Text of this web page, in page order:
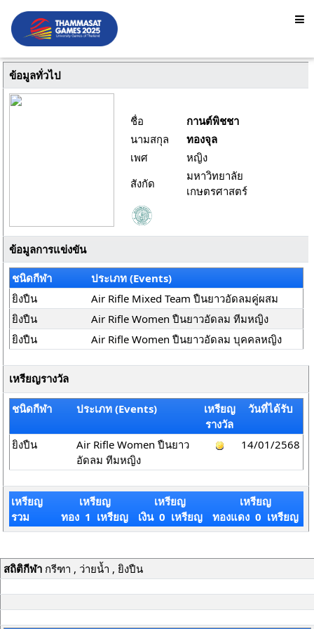
ข้อมูลทั่วไป
ชื่อ
กานต์พิชชา
นามสกุล
ทองจุล
เพศ
หญิง
สังกัด
มหาวิทยาลัย
เกษตรศาสตร์
ข้อมูลการแข่งขัน
ชนิดกีฬา
ประเภท (Events)
ยิงปืน
Air Rifle Mixed Team ปืนยาวอัดลมคู่ผสม
ยิงปืน
Air Rifle Women ปืนยาวอัดลม ทีมหญิง
ยิงปืน
Air Rifle Women ปืนยาวอัดลม บุคคลหญิง
เหรียญรางวัล
ชนิดกีฬา ประเภท (Events)
เหรียญ
รางวัล
วันที่ได้รับ
ยิงปืน
Air Rifle Women ปืนยาว
อัดลม ทีมหญิง
14/01/2568
เหรียญ
รวม
เหรียญ
ทอง 1 เหรียญ
เหรียญ
เงิน 0 เหรียญ
เหรียญ
ทองแดง 0 เหรียญ
สถิติกีฬากรีฑา , ว่ายน้ำ , ยิงปืน